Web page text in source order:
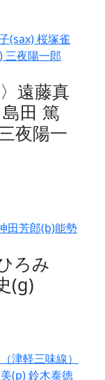
遠藤真
田 篤
夜陽一
ろみ
(g)